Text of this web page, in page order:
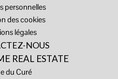
personnelles
des cookies
légales
NOUS
REAL ESTATE
du Curé